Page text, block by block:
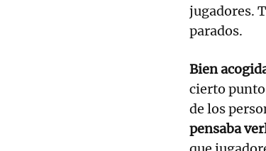
jugadores.
parados.
Bien
cierto
de los
pensaba